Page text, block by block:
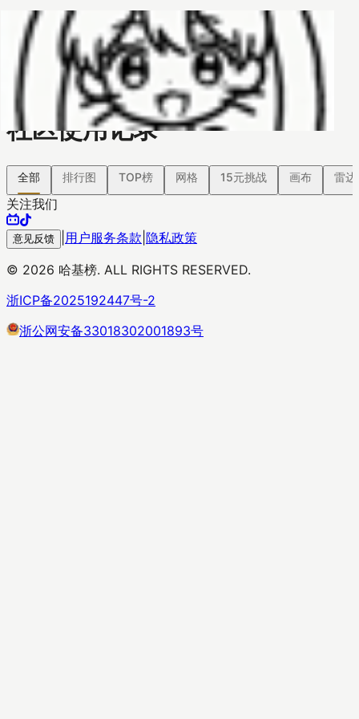
哈基榜
搜索
创建模板
返回模版
社区使用记录
全部 排行图 TOP榜 网格 15元挑战 画布 雷达
关注我们
意见反馈 用户服务条款 隐私政策
© 2026 哈基榜. ALL RIGHTS RESERVED.
浙ICP备2025192447号-2
浙公网安备33018302001893号